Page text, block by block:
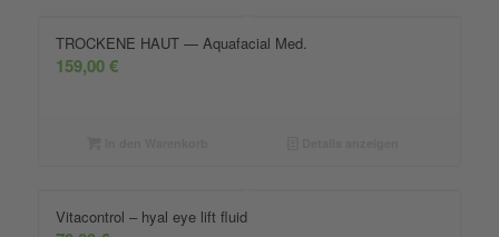
TROCKENE HAUT — Aquafacial Med.
159,00€
Vitacontrol – hyal eye lift fluid